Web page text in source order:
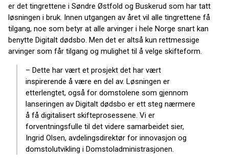
er det tingrettene i Søndre Østfold og Buskerud som har tatt
løsningen i bruk. Innen utgangen av året vil alle tingrettene få
tilgang, noe som betyr at alle arvinger i hele Norge snart kan
benytte Digitalt dødsbo. Men det er altså kun rettmessige
arvinger som får tilgang og mulighet til å velge skifteform.
– Dette har vært et prosjekt det har vært
inspirerende å være en del av. Løsningen er
etterlengtet, også for domstolene som gjennom
lanseringen av Digitalt dødsbo er ett steg nærmere
å få digitalisert skifteprosessene. Vi er
forventningsfulle til det videre samarbeidet sier,
Ingrid Olsen, avdelingsdirektør for innovasjon og
domstolutvikling i Domstoladministrasjonen.